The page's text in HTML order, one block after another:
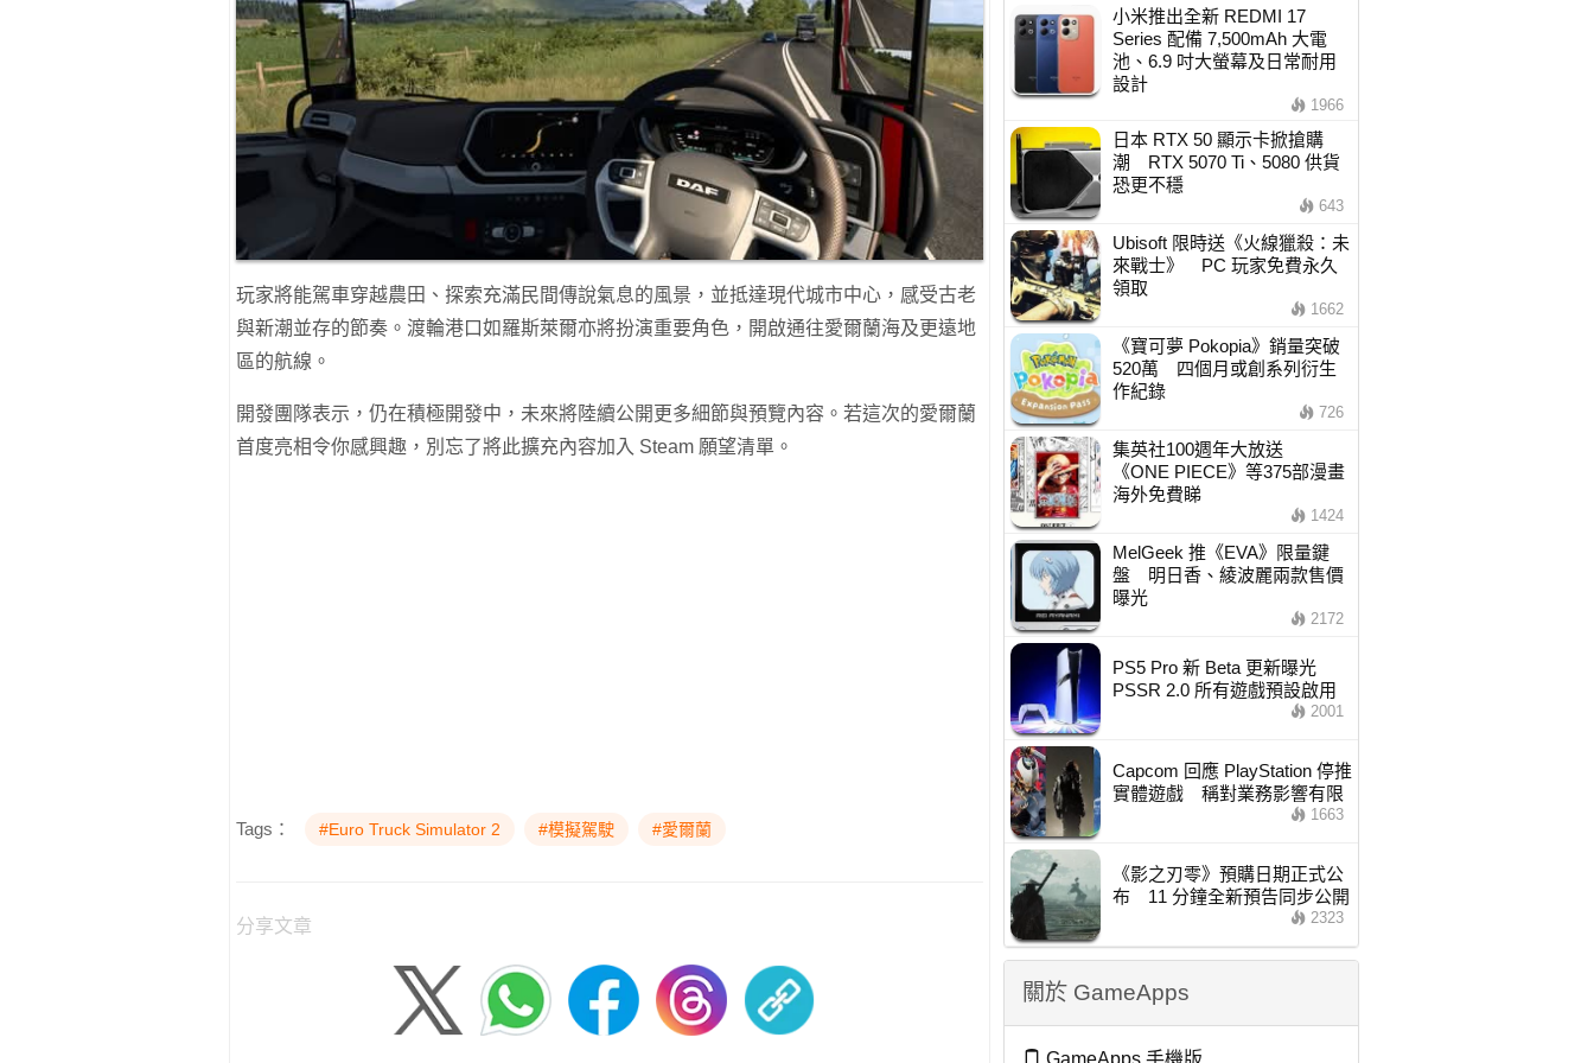
玩家將能駕車穿越農田、探索充滿民間傳說氣息的風景，並抵達現代城市中心，感受古老
與新潮並存的節奏。渡輪港口如羅斯萊爾亦將扮演重要角色，開啟通往愛爾蘭海及更遠地
區的航線。
開發團隊表示，仍在積極開發中，未來將陸續公開更多細節與預覽內容。若這次的愛爾蘭
首度亮相令你感興趣，別忘了將此擴充內容加入 Steam 願望清單。
Tags： #Euro Truck Simulator 2 #模擬駕駛 #愛爾蘭
分享文章
小米推出全新 REDMI 17
Series 配備 7,500mAh 大電
池、6.9 吋大螢幕及日常耐用
設計
1966
日本 RTX 50 顯示卡掀搶購
潮 RTX 5070 Ti、5080 供貨
恐更不穩
643
Ubisoft 限時送《火線獵殺：未
來戰士》 PC 玩家免費永久
領取
1662
《寶可夢 Pokopia》銷量突破
520萬 四個月或創系列衍生
作紀錄
726
集英社100週年大放送
《ONE PIECE》等375部漫畫
海外免費睇
1424
MelGeek 推《EVA》限量鍵
盤 明日香、綾波麗兩款售價
曝光
2172
PS5 Pro 新 Beta 更新曝光
PSSR 2.0 所有遊戲預設啟用
2001
Capcom 回應 PlayStation 停推
實體遊戲 稱對業務影響有限
1663
《影之刃零》預購日期正式公
布 11 分鐘全新預告同步公開
2323
關於 GameApps
GameApps 手機版